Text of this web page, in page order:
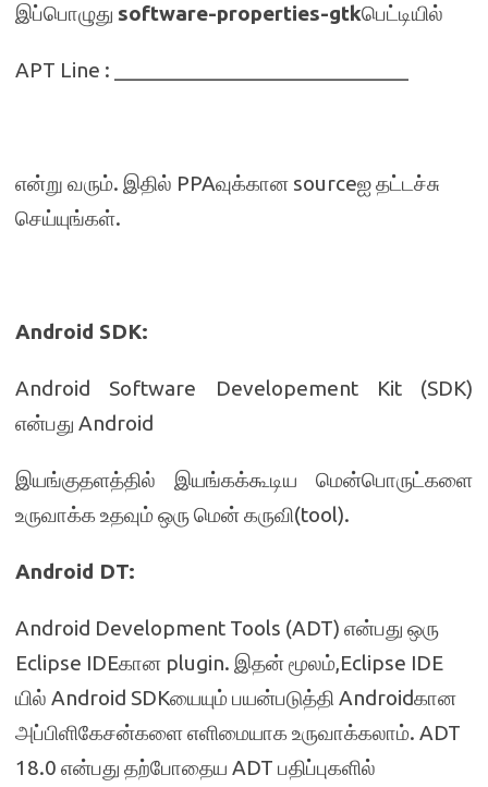
இப்பொழுது software-properties-gtkபெட்டியில்
APT Line : ___________________________
என்று வரும். இதில் PPAவுக்கான sourceஐ தட்டச்சு
செய்யுங்கள்.
Android SDK:
Android Software Developement Kit (SDK)
என்பது Android
இயங்குதளத்தில் இயங்கக்கூடிய மென்பொருட்களை
உருவாக்க உதவும் ஒரு மென் கருவி(tool).
Android DT:
Android Development Tools (ADT) என்பது ஒரு
Eclipse IDEகான plugin. இதன் மூலம்,Eclipse IDE
யில் Android SDKயையும் பயன்படுத்தி Androidகான
அப்பிளிகேசன்களை எளிமையாக உருவாக்கலாம். ADT
18.0 என்பது தற்போதைய ADT பதிப்புகளில்